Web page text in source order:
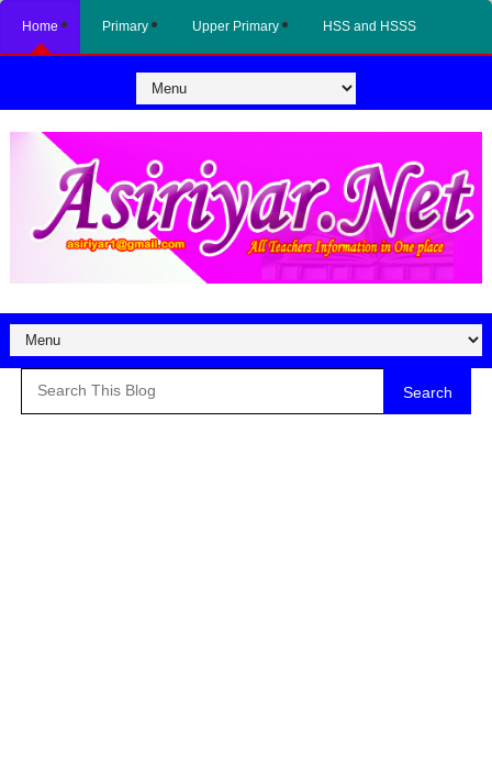
Home Primary Upper Primary HSS and HSSS
Search